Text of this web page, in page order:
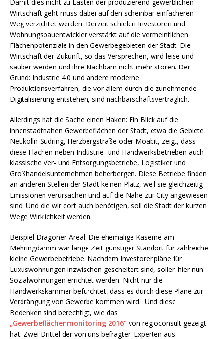
Damit dies nicht zu Lasten der produzierend-gewerblichen
Wirtschaft geht muss dabei auf den scheinbar einfacheren
Weg verzichtet werden: Derzeit schielen Investoren und
Wohnungsbauentwickler verstärkt auf die vermeintlichen
Flächenpotenziale in den Gewerbegebieten der Stadt. Die
Wirtschaft der Zukunft, so das Versprechen, wird leise und
sauber werden und ihre Nachbarn nicht mehr stören. Der
Grund: Industrie 4.0 und andere moderne
Produktionsverfahren, die vor allem durch die zunehmende
Digitalisierung entstehen, sind nachbarschaftsverträglich.
Allerdings hat die Sache einen Haken: Ein Blick auf die
innenstadtnahen Gewerbeflächen der Stadt, etwa die Gebiete
Neukölln-Südring, Herzbergstraße oder Moabit, zeigt, dass
diese Flächen neben Industrie- und Handwerksbetrieben auch
klassische Ver- und Entsorgungsbetriebe, Logistiker und
Großhandelsunternehmen beherbergen. Diese Betriebe finden
an anderen Stellen der Stadt keinen Platz, weil sie gleichzeitig
Emissionen verursachen und auf die Nähe zur City angewiesen
sind. Und die wir dort auch benötigen, soll die Stadt der kurzen
Wege Wirklichkeit werden.
Beispiel Dragoner-Areal: Die ehemalige Kaserne am
Mehringdamm war lange Zeit günstiger Standort für zahlreiche
kleine Gewerbebetriebe. Nachdem Investorenpläne für
Luxuswohnungen inzwischen gescheitert sind, sollen hier nun
Sozialwohnungen errichtet werden. Nicht nur die
Handwerkskammer befürchtet, dass es durch diese Pläne zur
Verdrängung von Gewerbe kommen wird. Und diese
Bedenken sind berechtigt, wie das
„Gewerbeflächenmonitoring 2016“ von regioconsult gezeigt
hat: Zwei Drittel der von uns befragten Experten aus